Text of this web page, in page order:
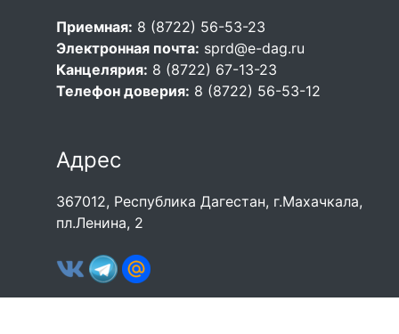
Приемная: 8 (8722) 56-53-23
Электронная почта: sprd@e-dag.ru
Канцелярия: 8 (8722) 67-13-23
Телефон доверия: 8 (8722) 56-53-12
Адрес
367012, Республика Дагестан, г.Махачкала,
пл.Ленина, 2